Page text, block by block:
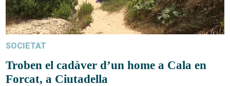
SOCIETAT
Troben el cadàver d’un home a Cala en
Forcat, a Ciutadella